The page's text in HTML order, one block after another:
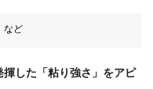
など
揮した「粘り強さ」をアピ